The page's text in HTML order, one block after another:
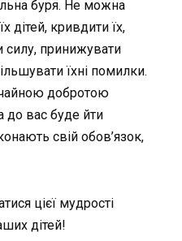
буря. Не можна
дітей, кривдити їх,
силу, принижувати
їхні помилки.
добротою
до вас буде йти
свій обов’язок,
цієї мудрості
дітей!